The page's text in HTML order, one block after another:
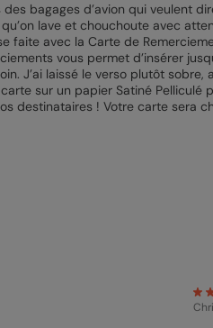
bagages d’avion qui veulent
lave et chouchoute avec
faite avec la Carte de
vous permet d’insérer
J’ai laissé le verso plutôt
sur un papier Satiné
destinataires ! Votre carte sera